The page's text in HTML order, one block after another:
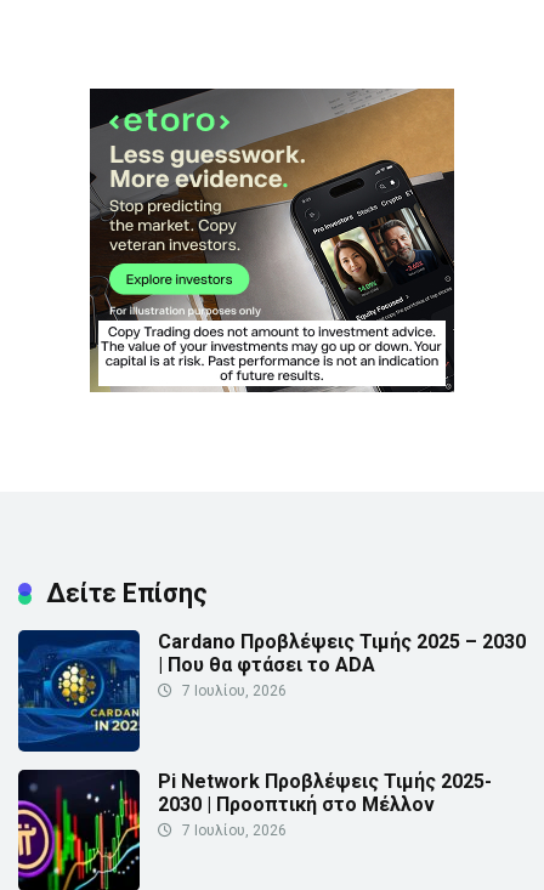
Δείτε Επίσης
Cardano Προβλέψεις Τιμής 2025 – 2030
| Που θα φτάσει το ADA
7 Ιουλίου, 2026
Pi Network Προβλέψεις Τιμής 2025-
2030 | Προοπτική στο Μέλλον
7 Ιουλίου, 2026